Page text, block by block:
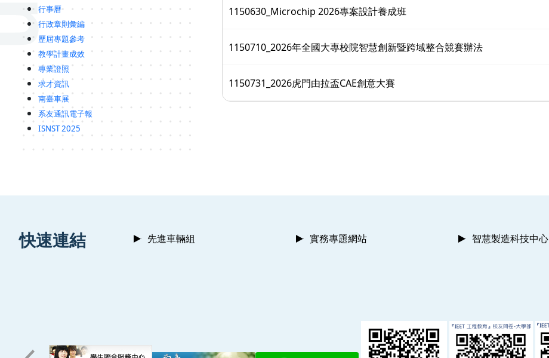
行事曆
行政章則彙編
歷屆專題參考
教學計畫成效
專業證照
求才資訊
南臺車展
系友通訊電子報
ISNST 2025
1150630_Microchip 2026專案設計養成班
1150710_2026年全國大專校院智慧創新暨跨域整合競賽辦法
1150731_2026虎門由拉盃CAE創意大賽
快速連結 先進車輛組 實務專題網站 智慧製造科技中心